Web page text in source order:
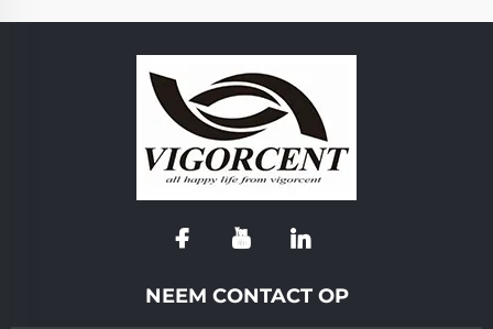
NEEM CONTACT OP